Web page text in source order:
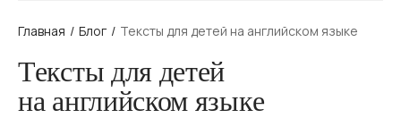
Главная / Блог / Тексты для детей на английском языке
Тексты для детей
на английском языке